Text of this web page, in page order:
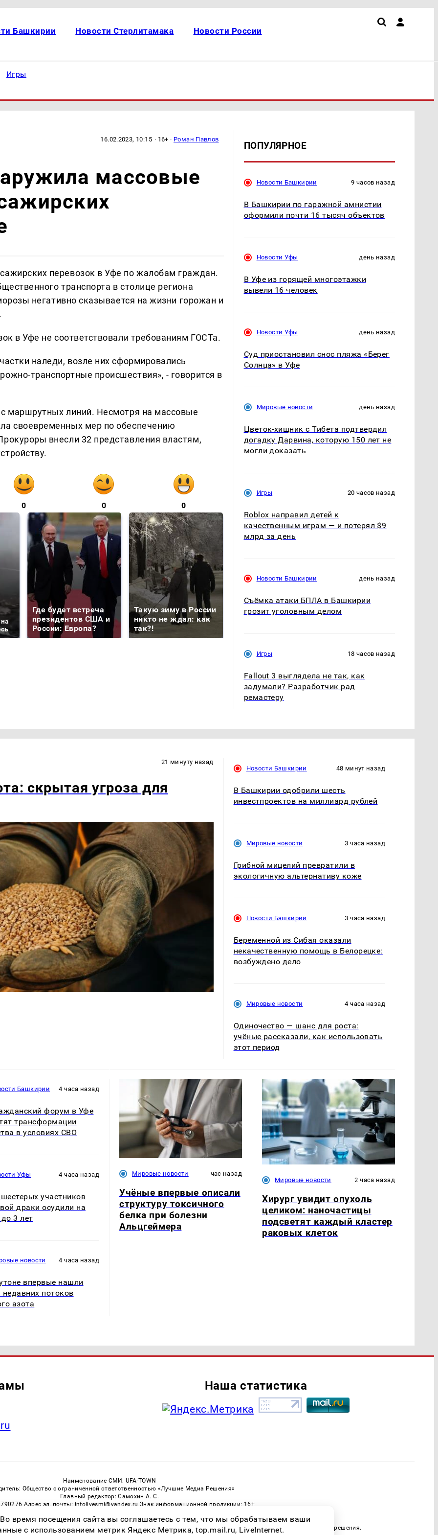
Башкирии Новости Стерлитамака Новости России
Игры
16.02.2023, 10:15 · 16+ · Роман Павлов
массовые
перевозок в Уфе по жалобам граждан.
транспорта в столице региона
негативно сказывается на жизни горожан и
в Уфе не соответствовали требованиям ГОСТа.
наледи, возле них сформировались
транспортные происшествия», - говорится в
маршрутных линий. Несмотря на массовые
своевременных мер по обеспечению
внесли 32 представления властям,
0 0 0
Где будет встреча
президентов США и
России: Европа?
Такую зиму в России
никто не ждал: как
так?!
На Урале из казны
Как выглядит место
ПОПУЛЯРНОЕ
Новости Башкирии 9 часов назад
В Башкирии по гаражной амнистии
оформили почти 16 тысяч объектов
Новости Уфы день назад
В Уфе из горящей многоэтажки
вывели 16 человек
Новости Уфы день назад
Суд приостановил снос пляжа «Берег
Солнца» в Уфе
Мировые новости день назад
Цветок-хищник с Тибета подтвердил
догадку Дарвина, которую 150 лет не
могли доказать
Игры 20 часов назад
Roblox направил детей к
качественным играм — и потерял $9
млрд за день
Новости Башкирии день назад
Съёмка атаки БПЛА в Башкирии
грозит уголовным делом
Игры 18 часов назад
Fallout 3 выглядела не так, как
задумали? Разработчик рад
ремастеру
21 минуту назад
скрытая угроза для
Новости Башкирии 48 минут назад
В Башкирии одобрили шесть
инвестпроектов на миллиард рублей
Мировые новости 3 часа назад
Грибной мицелий превратили в
экологичную альтернативу коже
Новости Башкирии 3 часа назад
Беременной из Сибая оказали
некачественную помощь в Белорецке:
возбуждено дело
Мировые новости 4 часа назад
Одиночество — шанс для роста:
учёные рассказали, как использовать
этот период
Башкирии 4 часа назад
форум в Уфе
трансформации
в условиях СВО
Уфы 4 часа назад
участников
драки осудили на
3 лет
новости 4 часа назад
впервые нашли
потоков
азота
Мировые новости час назад
Учёные впервые описали
структуру токсичного
белка при болезни
Альцгеймера
Мировые новости 2 часа назад
Хирург увидит опухоль
целиком: наночастицы
подсветят каждый кластер
раковых клеток
Наша статистика
Наименование СМИ: UFA-TOWN
Общество с ограниченной ответственностью «Лучшие Медиа Решения»
Главный редактор: Самохин А. С.
Адрес эл. почты: infolivesmi@yandex.ru Знак информационной продукции: 16+
Регистрационный номер СМИ ЭЛ № ФС 77 — 81149 от 02.06.2021
на Ufa-Town.Ru обязательна. Цитирование в Интернете возможно только при наличии письменного разрешения.
время посещения сайта вы соглашаетесь с тем, что мы обрабатываем ваши
с использованием метрик Яндекс Метрика, top.mail.ru, LiveInternet.